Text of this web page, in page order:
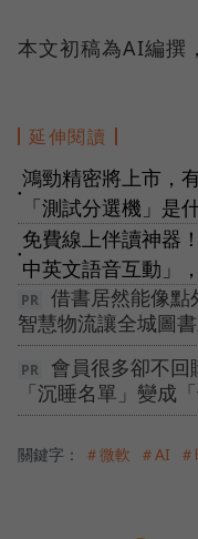
本文初稿為AI編撰
延伸閱讀
●
鴻勁精密將上市，
「測試分選機」是
●
免費線上伴讀神器
中英文語音互動」
借書居然能像
智慧物流讓全城圖
會員很多卻不
「沉睡名單」變成
關鍵字： ＃微軟 ＃AI